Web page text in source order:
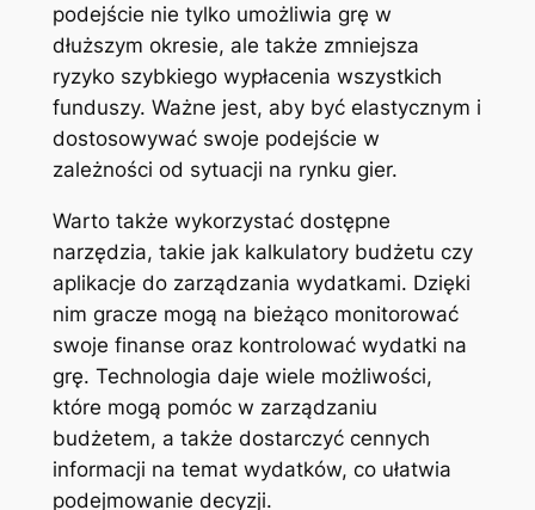
podejście nie tylko umożliwia grę w
dłuższym okresie, ale także zmniejsza
ryzyko szybkiego wypłacenia wszystkich
funduszy. Ważne jest, aby być elastycznym i
dostosowywać swoje podejście w
zależności od sytuacji na rynku gier.
Warto także wykorzystać dostępne
narzędzia, takie jak kalkulatory budżetu czy
aplikacje do zarządzania wydatkami. Dzięki
nim gracze mogą na bieżąco monitorować
swoje finanse oraz kontrolować wydatki na
grę. Technologia daje wiele możliwości,
które mogą pomóc w zarządzaniu
budżetem, a także dostarczyć cennych
informacji na temat wydatków, co ułatwia
podejmowanie decyzji.